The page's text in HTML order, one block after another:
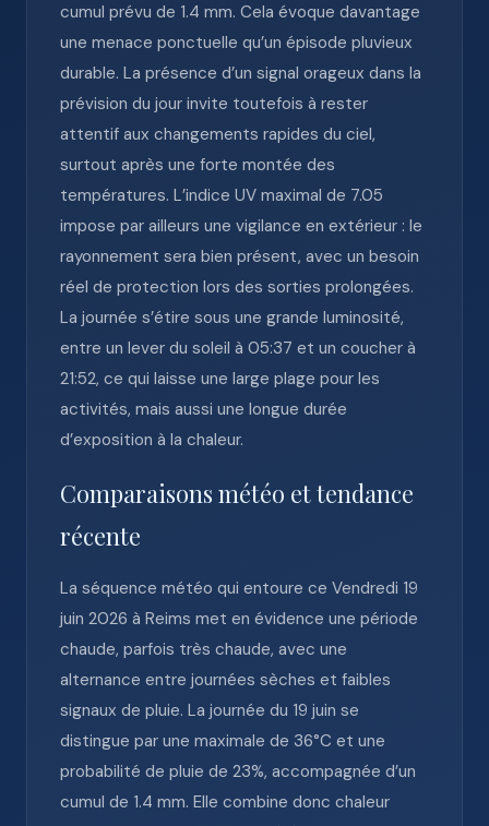
cumul prévu de 1.4 mm. Cela évoque davantage
une menace ponctuelle qu’un épisode pluvieux
durable. La présence d’un signal orageux dans la
prévision du jour invite toutefois à rester
attentif aux changements rapides du ciel,
surtout après une forte montée des
températures. L’indice UV maximal de 7.05
impose par ailleurs une vigilance en extérieur : le
rayonnement sera bien présent, avec un besoin
réel de protection lors des sorties prolongées.
La journée s’étire sous une grande luminosité,
entre un lever du soleil à 05:37 et un coucher à
21:52, ce qui laisse une large plage pour les
activités, mais aussi une longue durée
d’exposition à la chaleur.
Comparaisons météo et tendance
récente
La séquence météo qui entoure ce Vendredi 19
juin 2026 à Reims met en évidence une période
chaude, parfois très chaude, avec une
alternance entre journées sèches et faibles
signaux de pluie. La journée du 19 juin se
distingue par une maximale de 36°C et une
probabilité de pluie de 23%, accompagnée d’un
cumul de 1.4 mm. Elle combine donc chaleur